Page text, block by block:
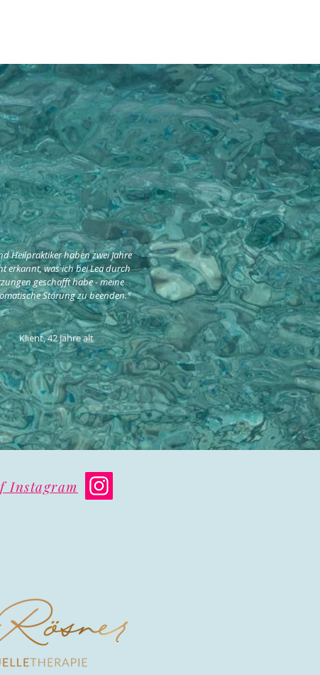
Heilpraktiker haben zwei Jahre
erkannt, was ich bei Lea durch
geschafft habe - meine
Störung zu beenden.”
Klient, 42 Jahre alt
Instagram